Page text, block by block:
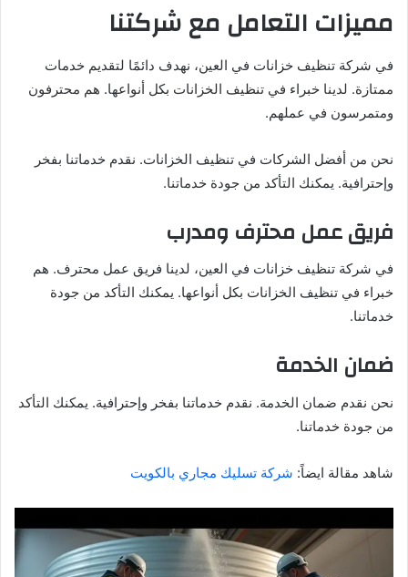
مميزات التعامل مع شركتنا
في شركة تنظيف خزانات في العين، نهدف دائمًا لتقديم خدمات
ممتازة. لدينا خبراء في تنظيف الخزانات بكل أنواعها. هم محترفون
ومتمرسون في عملهم.
نحن من أفضل الشركات في تنظيف الخزانات. نقدم خدماتنا بفخر
وإحترافية. يمكنك التأكد من جودة خدماتنا.
فريق عمل محترف ومدرب
في شركة تنظيف خزانات في العين، لدينا فريق عمل محترف. هم
خبراء في تنظيف الخزانات بكل أنواعها. يمكنك التأكد من جودة
خدماتنا.
ضمان الخدمة
نحن نقدم ضمان الخدمة. نقدم خدماتنا بفخر وإحترافية. يمكنك التأكد
من جودة خدماتنا.
شاهد مقالة ايضاً: شركة تسليك مجاري بالكويت